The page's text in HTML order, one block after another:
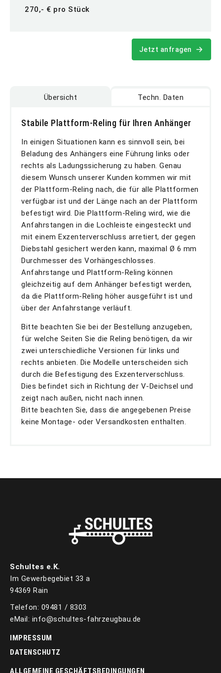
270,- € pro Stück
Jetzt anfragen
Übersicht Techn. Daten
Stabile Plattform-Reling für Ihren Anhänger
In einigen Situationen kann es sinnvoll sein, bei
Beladung des Anhängers eine Führung links oder
rechts als Ladungssicherung zu haben. Genau
diesem Wunsch unserer Kunden kommen wir mit
der Plattform-Reling nach, die für alle Plattformen
verfügbar ist und der Länge nach an der Plattform
befestigt wird. Die Plattform-Reling wird, wie die
Anfahrstangen in die Lochleiste eingesteckt und
mit einem Exzenterverschluss arretiert, der gegen
Diebstahl gesichert werden kann, maximal Ø 6 mm
Durchmesser des Vorhängeschlosses.
Anfahrstange und Plattform-Reling können
gleichzeitig auf dem Anhänger befestigt werden,
da die Plattform-Reling höher ausgeführt ist und
über der Anfahrstange verläuft.
Bitte beachten Sie bei der Bestellung anzugeben,
für welche Seiten Sie die Reling benötigen, da wir
zwei unterschiedliche Versionen für links und
rechts anbieten. Die Modelle unterscheiden sich
durch die Befestigung des Exzenterverschluss.
Dies befindet sich in Richtung der V-Deichsel und
zeigt nach außen, nicht nach innen.
Bitte beachten Sie, dass die angegebenen Preise
keine Montage- oder Versandkosten enthalten.
Schultes e.K.
Im Gewerbegebiet 33 a
94369 Rain
Telefon: 09481 / 8303
eMail: info@schultes-fahrzeugbau.de
IMPRESSUM
DATENSCHUTZ